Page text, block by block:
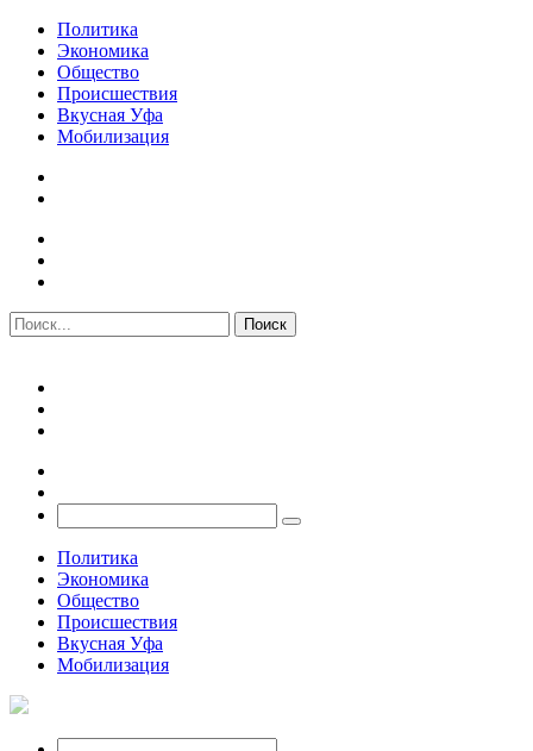
Политика
Экономика
Общество
Происшествия
Вкусная Уфа
Мобилизация
Политика
Экономика
Общество
Происшествия
Вкусная Уфа
Мобилизация